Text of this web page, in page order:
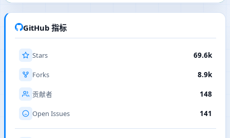
GitHub 指标
Stars 69.6k
Forks 8.9k
贡献者 148
Open Issues 141